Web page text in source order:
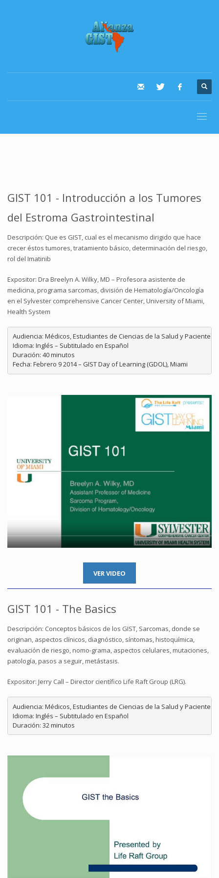
GIST 101 - Introducción a los Tumores
del Estroma Gastrointestinal
Descripción: Que es GIST, cual es el mecanismo dirigido que hace
crecer éstos tumores, tratamiento básico, determinación del riesgo,
rol del Imatinib
Expositor: Dra Breelyn A. Wilky, MD – Profesora asistente de
medicina, programa sarcomas, división de Hematología/Oncología
en el Sylvester comprehensive Cancer Center, University of Miami,
Health System
Audiencia: Médicos, Estudiantes de Ciencias de la Salud y
Idioma: Inglés – Subtitulado en Español
Duración: 40 minutos
Fecha: Febrero 9 2014 – GIST Day of Learning (GDOL), Miami
VER VIDEO
GIST 101 - The Basics
Descripción: Conceptos básicos de los GIST, Sarcomas, donde se
originan, aspectos clínicos, diagnóstico, síntomas, histoquímica,
evaluación de riesgo, nomo-grama, aspectos celulares, mutaciones,
patología, pasos a seguir, metástasis.
Expositor: Jerry Call – Director científico Life Raft Group (LRG).
Audiencia: Médicos, Estudiantes de Ciencias de la Salud y
Idioma: Inglés – Subtitulado en Español